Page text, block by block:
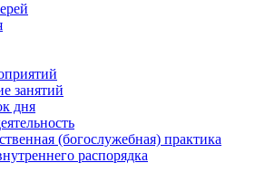
занятий
дня
(богослужебная) практика
распорядка